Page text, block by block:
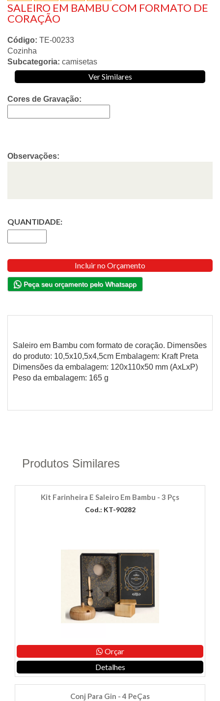
SALEIRO EM BAMBU COM FORMATO DE
CORAÇÃO
Código: TE-00233
Cozinha
Subcategoria: camisetas
Ver Similares
Cores de Gravação:
Observações:
QUANTIDADE:
Incluir no Orçamento
Peça seu orçamento pelo Whatsapp
Saleiro em Bambu com formato de coração. Dimensões
do produto: 10,5x10,5x4,5cm Embalagem: Kraft Preta
Dimensões da embalagem: 120x110x50 mm (AxLxP)
Peso da embalagem: 165 g
Produtos Similares
Kit Farinheira E Saleiro Em Bambu - 3 Pçs
Cod.: KT-90282
Orçar
Detalhes
Conj Para Gin - 4 PeÇas